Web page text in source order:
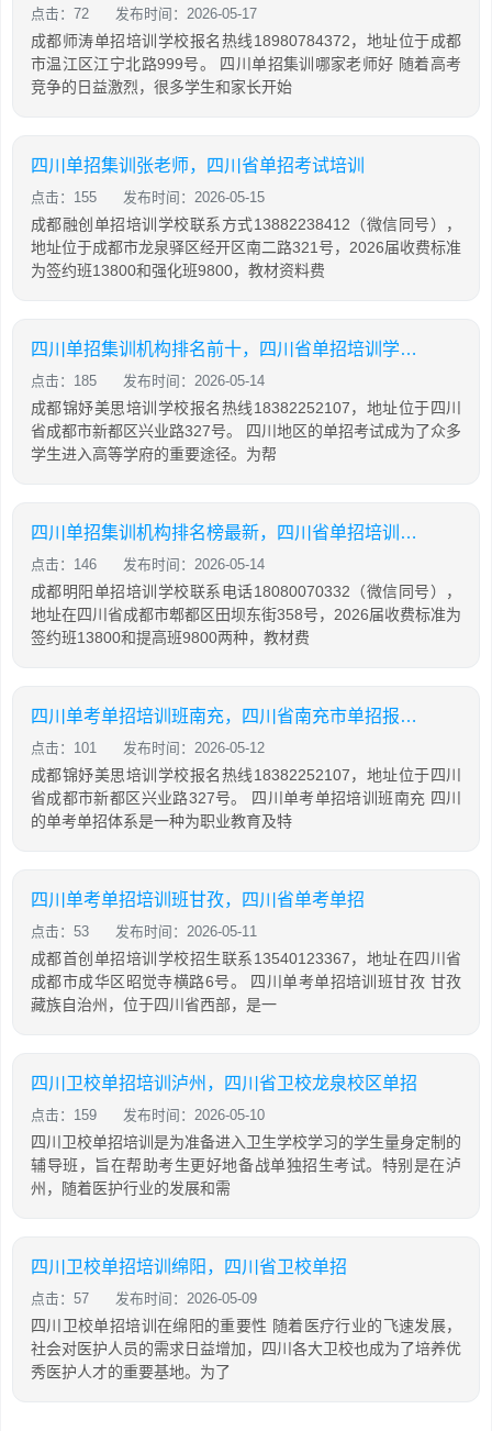
点击：72 发布时间：2026-05-17
成都师涛单招培训学校报名热线18980784372，地址位于成都
市温江区江宁北路999号。 四川单招集训哪家老师好 随着高考
竞争的日益激烈，很多学生和家长开始
四川单招集训张老师，四川省单招考试培训
点击：155 发布时间：2026-05-15
成都融创单招培训学校联系方式13882238412（微信同号），
地址位于成都市龙泉驿区经开区南二路321号，2026届收费标准
为签约班13800和强化班9800，教材资料费
四川单招集训机构排名前十，四川省单招培训学校排名
点击：185 发布时间：2026-05-14
成都锦妤美思培训学校报名热线18382252107，地址位于四川
省成都市新都区兴业路327号。 四川地区的单招考试成为了众多
学生进入高等学府的重要途径。为帮
四川单招集训机构排名榜最新，四川省单招培训学校排名
点击：146 发布时间：2026-05-14
成都明阳单招培训学校联系电话18080070332（微信同号），
地址在四川省成都市郫都区田坝东街358号，2026届收费标准为
签约班13800和提高班9800两种，教材费
四川单考单招培训班南充，四川省南充市单招报名时间
点击：101 发布时间：2026-05-12
成都锦妤美思培训学校报名热线18382252107，地址位于四川
省成都市新都区兴业路327号。 四川单考单招培训班南充 四川
的单考单招体系是一种为职业教育及特
四川单考单招培训班甘孜，四川省单考单招
点击：53 发布时间：2026-05-11
成都首创单招培训学校招生联系13540123367，地址在四川省
成都市成华区昭觉寺横路6号。 四川单考单招培训班甘孜 甘孜
藏族自治州，位于四川省西部，是一
四川卫校单招培训泸州，四川省卫校龙泉校区单招
点击：159 发布时间：2026-05-10
四川卫校单招培训是为准备进入卫生学校学习的学生量身定制的
辅导班，旨在帮助考生更好地备战单独招生考试。特别是在泸
州，随着医护行业的发展和需
四川卫校单招培训绵阳，四川省卫校单招
点击：57 发布时间：2026-05-09
四川卫校单招培训在绵阳的重要性 随着医疗行业的飞速发展，
社会对医护人员的需求日益增加，四川各大卫校也成为了培养优
秀医护人才的重要基地。为了